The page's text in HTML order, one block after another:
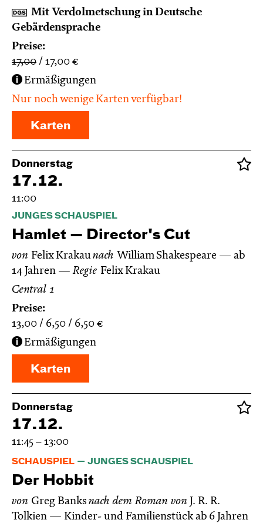
Mit Verdolmetschung in Deutsche
Gebärdensprache
Preise:
17,00
17,00 €
Ermäßigungen
Nur noch wenige Karten verfügbar!
Karten
Donnerstag
17.12.
11:00
JUNGES SCHAUSPIEL
Hamlet — Director's Cut
von Felix Krakaunach William Shakespeare
ab
14 Jahren
Regie Felix Krakau
Central 1
Preise:
13,00
6,50 6,50 €
Ermäßigungen
Karten
Donnerstag
17.12.
11:45 – 13:00
SCHAUSPIEL JUNGES SCHAUSPIEL
Der Hobbit
von Greg Banks nach dem Roman von J. R. R.
Tolkien
Kinder- und Familienstück ab 6 Jahren